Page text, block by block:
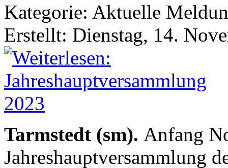
Kategorie: Aktuelle
Erstellt: Dienstag, 14.
Tarmstedt (sm). Anfang
Jahreshauptversammlung